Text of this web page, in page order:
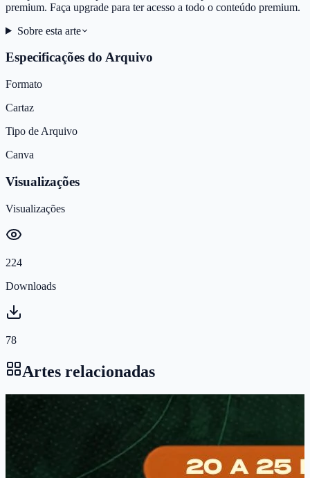
premium. Faça upgrade para ter acesso a todo o conteúdo premium.
Sobre esta arte
Especificações do Arquivo
Formato
Cartaz
Tipo de Arquivo
Canva
Visualizações
Visualizações
224
Downloads
78
Artes relacionadas